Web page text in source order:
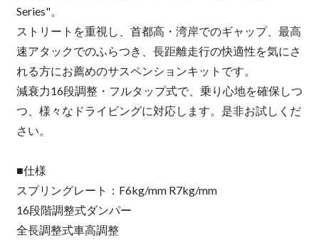
Series"。
ストリートを重視し、首都高・湾岸でのギャップ、最高
速アタックでのふらつき、長距離走行の快適性を気にさ
れる方にお薦めのサスペンションキットです。
減衰力16段調整・フルタップ式で、乗り心地を確保しつ
つ、様々なドライビングに対応します。是非お試しくだ
さい。
■仕様
スプリングレート：F6kg/mm R7kg/mm
16段階調整式ダンパー
全長調整式車高調整